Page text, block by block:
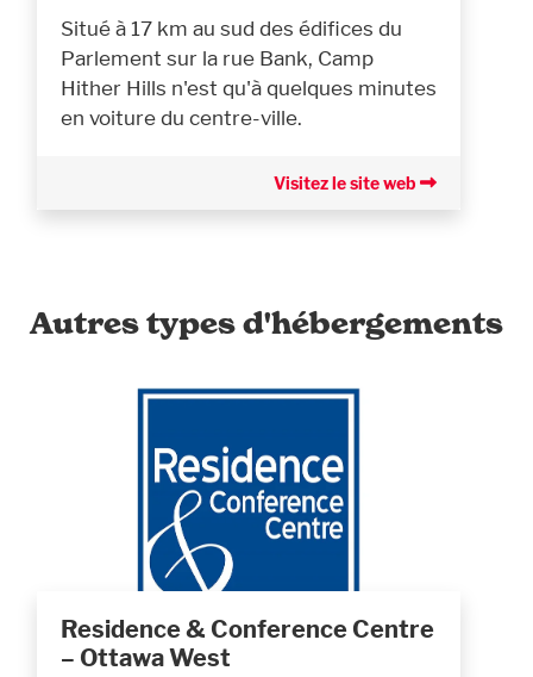
Situé à 17 km au sud des édifices du
Parlement sur la rue Bank, Camp
Hither Hills n'est qu'à quelques minutes
en voiture du centre-ville.
Visitez le site web
Autres types d'hébergements
Residence & Conference Centre
– Ottawa West